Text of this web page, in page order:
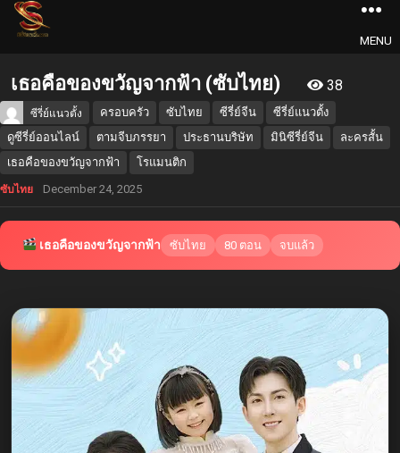
MENU
เธอคือของขวัญจากฟ้า (ซับไทย) 38
ซีรี่ย์แนวตั้ง ครอบครัว ซับไทย ซีรี่ย์จีน
ซีรี่ย์แนวตั้ง
ดูซีรี่ย์ออนไลน์
ตามจีบภรรยา ประธานบริษัท มินิซีรี่ย์จีน
ละครสั้น
เธอคือของขวัญจากฟ้า
โรแมนติก
ซับไทย December 24, 2025
เธอคือของขวัญจากฟ้า ซับไทย 80 ตอน จบแล้ว